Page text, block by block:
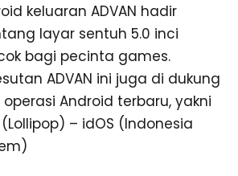
keluaran ADVAN hadir
layar sentuh 5.0 inci
bagi pecinta games.
ADVAN ini juga di dukung
Android terbaru, yakni
(Lollipop) – idOS (Indonesia